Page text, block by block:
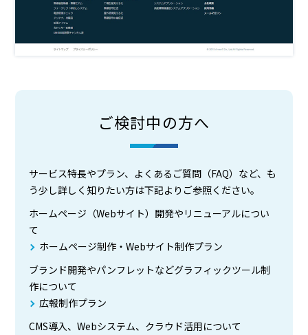
ご検討中の方へ
サービス特長やプラン、よくあるご質問（FAQ）など、も
う少し詳しく知りたい方は下記よりご参照ください。
ホームページ（Webサイト）開発やリニューアルについ
て
ホームページ制作・Webサイト制作プラン
ブランド開発やパンフレットなどグラフィックツール制
作について
広報制作プラン
CMS導入、Webシステム、クラウド活用について